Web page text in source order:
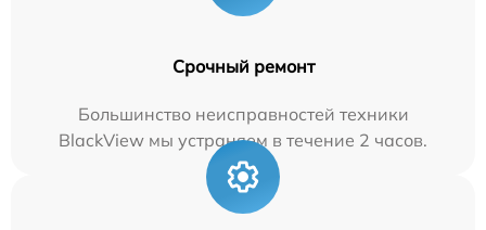
Срочный ремонт
Большинство неисправностей техники
BlackView мы устраняем в течение 2 часов.